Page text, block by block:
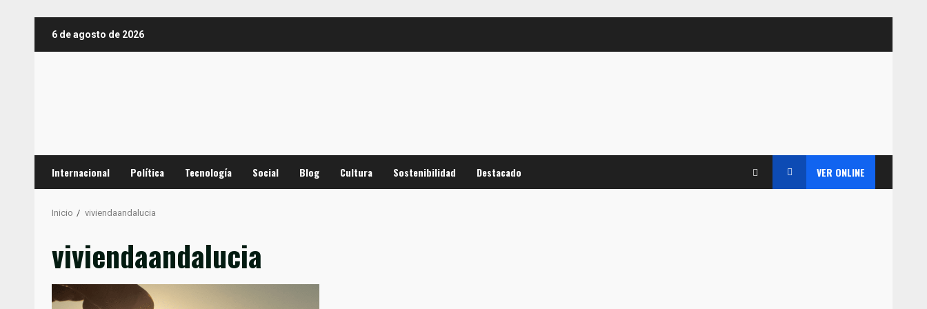
6 de agosto de 2026
Internacional Política Tecnología Social Blog Cultura Sostenibilidad Destacado VER ONLINE
Inicio viviendaandalucia
viviendaandalucia